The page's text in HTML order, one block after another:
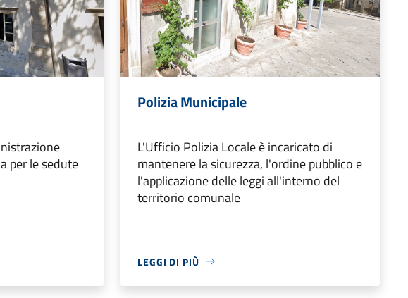
per le sedute
Polizia Municipale
L'Ufficio Polizia Locale è incaricato di
mantenere la sicurezza, l'ordine pubblico e
l'applicazione delle leggi all'interno del
territorio comunale
LEGGI DI PIÙ